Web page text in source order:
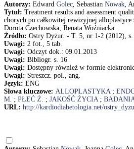
Autorzy: Edward Golec, Sebastian Nowak,
Tytuł: Treatment results and assessment
chorych po całkowitej rewizyjnej alloplastyce
Dorota Czechowska, Renata Woźniacka
Źródło: Ostry Dyżur. - T. 5, nr 1-2 (2012),
Uwagi: 2 fot., 5 tab.
Uwagi: Odczyt dok.: 09.01.2013
Uwagi: Bibliogr. s. 16
Uwagi: Dostępny również w formie
Uwagi: Streszcz. pol., ang.
Język: ENG
Słowa kluczowe: ALLOPLASTYKA;
M. ; PŁEĆ Ż. ; JAKOŚĆ ŻYCIA;
URL: http://kardiodiabetologia.net/